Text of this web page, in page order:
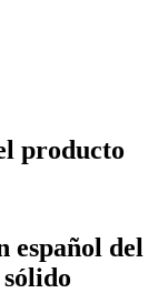
producto
español